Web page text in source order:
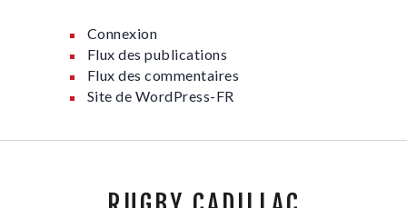
Connexion
Flux des publications
Flux des commentaires
Site de WordPress-FR